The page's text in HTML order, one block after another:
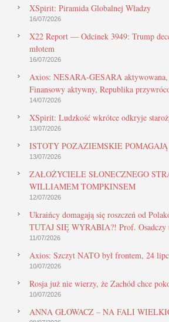
XSpirit: Piramida Globalnej Władzy
16/07/2026
X22 Report — Odcinek 3949: Trump
młotem
16/07/2026
Axios: NESARA-GESARA
Finansowy aktywny, Republika
14/07/2026
XSpirit: Ludzkość wkrótce odkryje
13/07/2026
ISTOTY POZAZIEMSKIE
13/07/2026
ZAŁOŻYCIELE SŁONECZNEGO
WILLIAMEM TOMPKINSEM
12/07/2026
Ukraińcy domagają się roszczeń od
TUTAJ SIĘ WYRABIA?! Prof. Osadczy
11/07/2026
Axios: Szczyt NATO był frontem, 24
10/07/2026
Rosja już nie wierzy, że Zachód chce
10/07/2026
ANNA GŁOWACZ – NA FALI